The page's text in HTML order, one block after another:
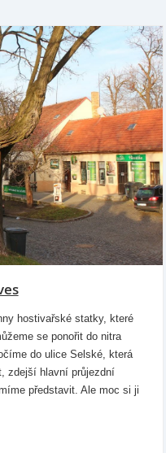
hostivařské statky, které
se ponořit do nitra
do ulice Selské, která
zdejší hlavní průjezdní
představit. Ale moc si ji